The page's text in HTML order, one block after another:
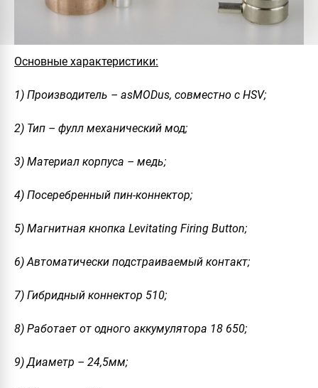
Основные характеристики:
1) Производитель – asMODus, совместно с HSV;
2) Тип – фулл механический мод;
3) Материал корпуса – медь;
4) Посеребренный пин-коннектор;
5) Магнитная кнопка Levitating Firing Button;
6) Автоматически подстраиваемый контакт;
7) Гибридный коннектор 510;
8) Работает от одного аккумулятора 18 650;
9) Диаметр – 24,5мм;